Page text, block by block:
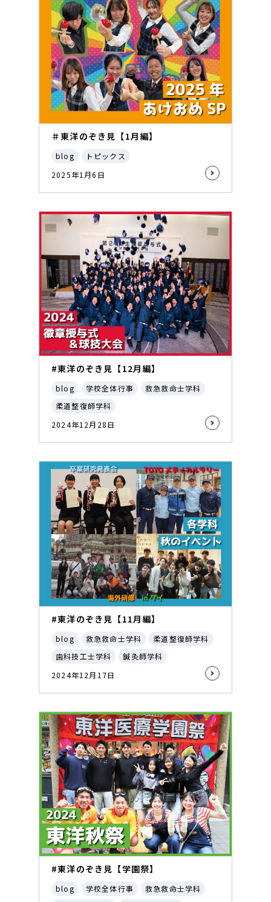
＃東洋のぞき見【1月編】
blog
トピックス
2025年1月6日
#東洋のぞき見【12月編】
blog 学校全体行事
救急救命士学科
柔道整復師学科
2024年12月28日
#東洋のぞき見【11月編】
blog 救急救命士学科
柔道整復師学科
歯科技工士学科
鍼灸師学科
2024年12月17日
#東洋のぞき見【学園祭】
blog 学校全体行事
救急救命士学科